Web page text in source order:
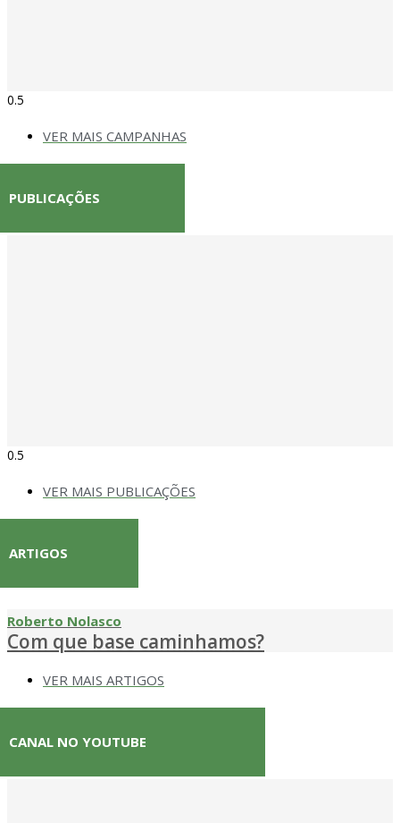
VER MAIS CAMPANHAS
PUBLICAÇÕES
VER MAIS PUBLICAÇÕES
ARTIGOS
Roberto Nolasco
Com que base caminhamos?
VER MAIS ARTIGOS
CANAL NO YOUTUBE